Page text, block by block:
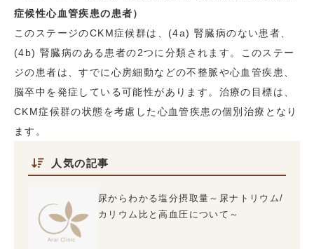
症候性心血管疾患の患者）
このステージのCKM症候群は、(4a) 腎臓病のない患者、
(4b) 腎臓病のある患者の2つに分類されます。このステー
ジの患者は、すでに心房細動などの不整脈や心血管疾患、
脳卒中を発症している可能性があります。治療の目標は、
CKM症候群の状態を考慮した心血管疾患の個別治療となり
ます。
人気の記事
尿からわかる塩分摂取量～尿ナトリウム/
カリウム比と高血圧について～